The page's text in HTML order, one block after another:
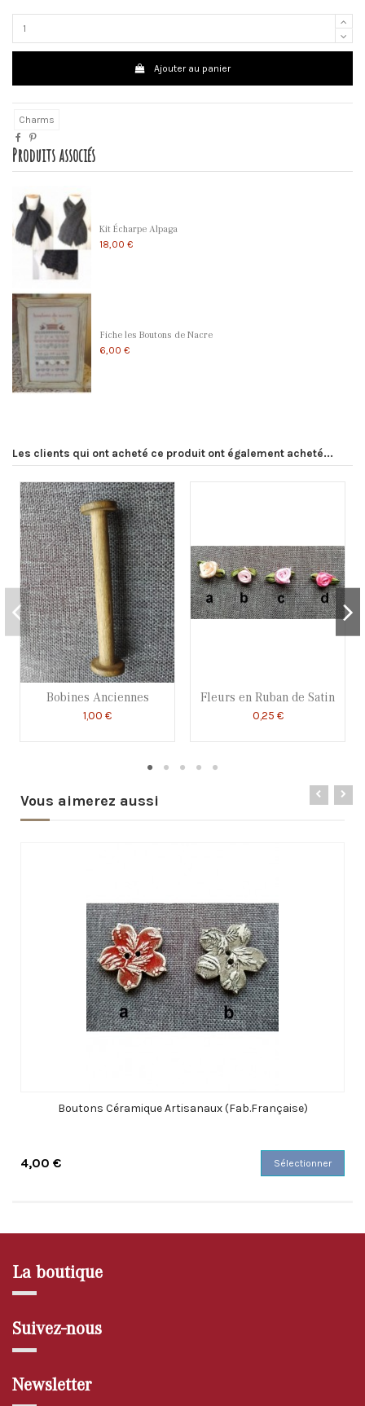
Ajouter au panier
Charms
Produits associés
Kit Écharpe Alpaga
18,00 €
Fiche les Boutons de Nacre
6,00 €
Les clients qui ont acheté ce produit ont également acheté...
Bobines Anciennes
1,00 €
Fleurs en Ruban de Satin
0,25 €
Vous aimerez aussi
Boutons Céramique Artisanaux (Fab.Française)
4,00 € Sélectionner
La boutique
Suivez-nous
Newsletter